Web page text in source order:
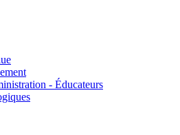
- Éducateurs